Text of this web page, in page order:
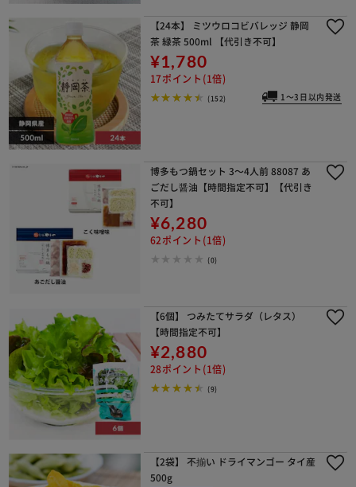
【24本】 ミツウロコビバレッジ 静岡
茶 緑茶 500ml 【代引き不可】
¥1,780
17ポイント(1倍)
(152) 1～3日以内発送
博多もつ鍋セット 3～4人前 88087 あ
ごだし醤油【時間指定不可】【代引き
不可】
¥6,280
62ポイント(1倍)
(0)
【6個】 つみたてサラダ（レタス）
【時間指定不可】
¥2,880
28ポイント(1倍)
(9)
【2袋】 不揃い ドライマンゴー タイ産
500g